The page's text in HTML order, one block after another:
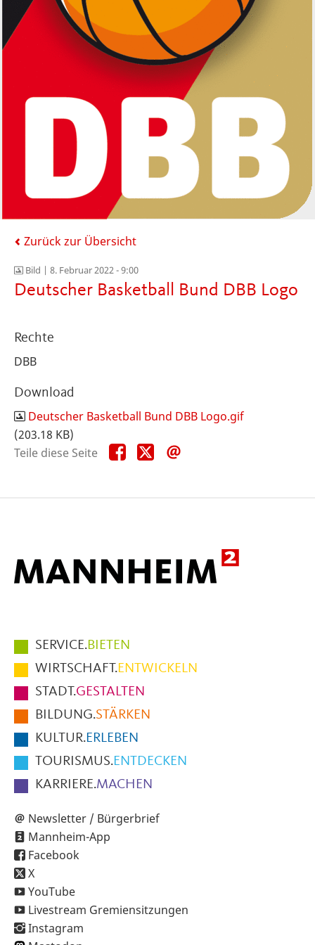
Zurück zur Übersicht
Bild | 8. Februar 2022 - 9:00
Deutscher Basketball Bund DBB Logo
Rechte
DBB
Download
Deutscher Basketball Bund DBB Logo.gif
(203.18 KB)
Teile diese Seite
Teile
diese
Teile
diese
Hauptmenüpunkte
im
Fußbereich
der
Seite
SERVICE.BIETEN
WIRTSCHAFT.ENTWICKELN
STADT.GESTALTEN
BILDUNG.STÄRKEN
KULTUR.ERLEBEN
TOURISMUS.ENTDECKEN
KARRIERE.MACHEN
Newsletter / Bürgerbrief
Mannheim-App
Facebook
X
YouTube
Livestream Gremiensitzungen
Instagram